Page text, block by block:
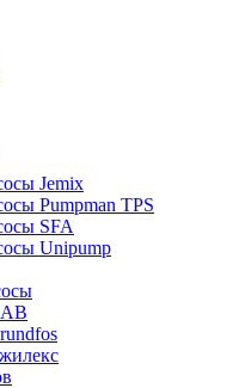
Jemix
Pumpman TPS
SFA
Unipump